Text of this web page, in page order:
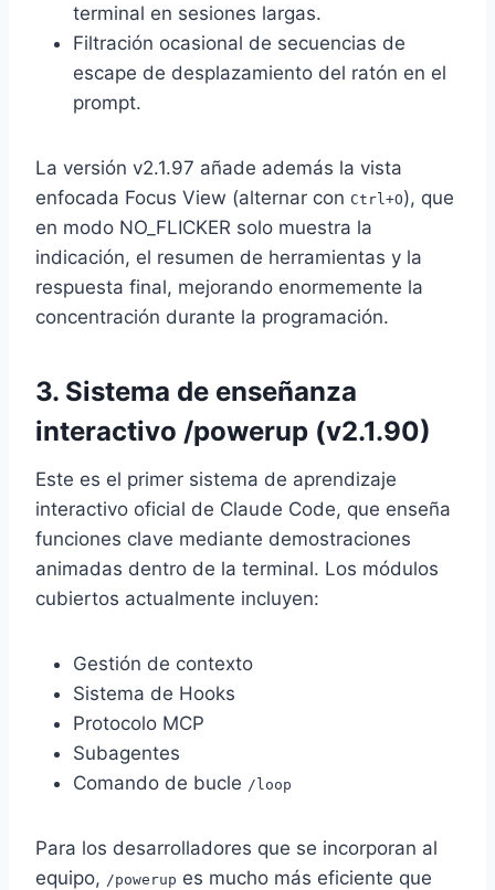
terminal en sesiones largas.
Filtración ocasional de secuencias de
escape de desplazamiento del ratón en el
prompt.
La versión v2.1.97 añade además la vista
enfocada Focus View (alternar con Ctrl+O), que
en modo NO_FLICKER solo muestra la
indicación, el resumen de herramientas y la
respuesta final, mejorando enormemente la
concentración durante la programación.
3. Sistema de enseñanza
interactivo /powerup (v2.1.90)
Este es el primer sistema de aprendizaje
interactivo oficial de Claude Code, que enseña
funciones clave mediante demostraciones
animadas dentro de la terminal. Los módulos
cubiertos actualmente incluyen:
Gestión de contexto
Sistema de Hooks
Protocolo MCP
Subagentes
Comando de bucle /loop
Para los desarrolladores que se incorporan al
equipo, /powerup es mucho más eficiente que